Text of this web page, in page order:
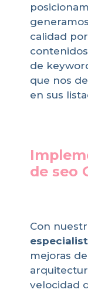
calidad
de
que nos
en sus
de seo
Con
mejoras
velocidad